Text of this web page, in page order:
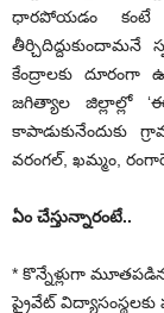
ధారపోయడం
తీర్చిదిద్దుకుందామనే
కేంద్రాలకు దూరంగా
జగిత్యాల జిల్లాల్లో
కాపాడుకునేందుకు
వరంగల్‌, ఖమ్మం,
ఏం చేస్తున్నారంటే..
* కొన్నేళ్లుగా
ప్రైవేట్‌